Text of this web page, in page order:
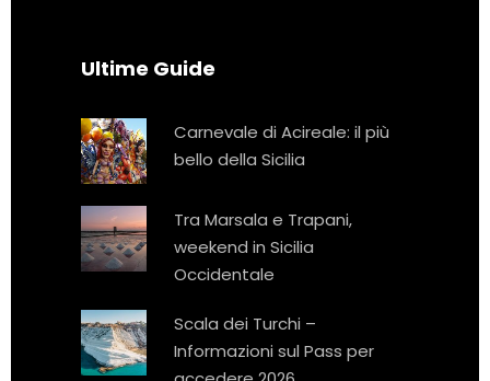
Ultime Guide
Carnevale di Acireale: il più
bello della Sicilia
Tra Marsala e Trapani,
weekend in Sicilia
Occidentale
Scala dei Turchi –
Informazioni sul Pass per